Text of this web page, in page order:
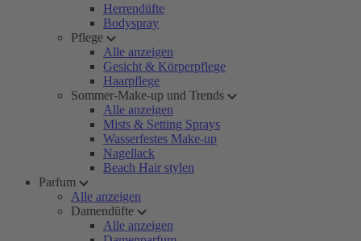
Herrendüfte
Bodyspray
Pflege
Alle anzeigen
Gesicht & Körperpflege
Haarpflege
Sommer-Make-up und Trends
Alle anzeigen
Mists & Setting Sprays
Wasserfestes Make-up
Nagellack
Beach Hair stylen
Parfum
Alle anzeigen
Damendüfte
Alle anzeigen